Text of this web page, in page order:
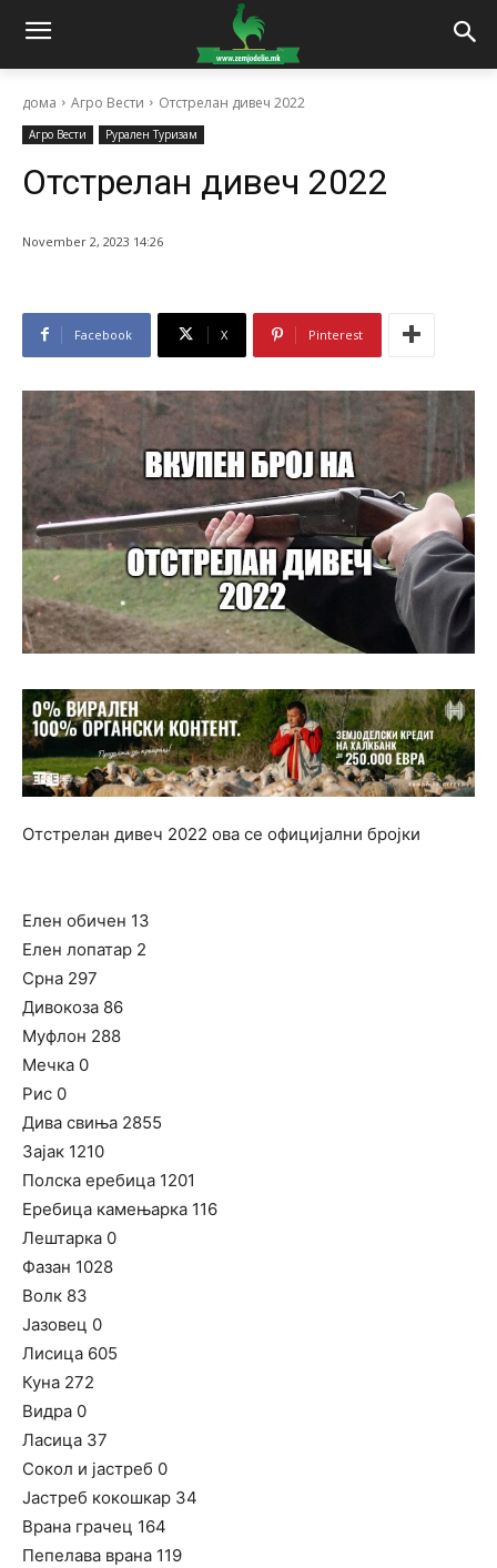
дома Агро Вести Отстрелан дивеч 2022
Агро Вести Рурален Туризам
Отстрелан дивеч 2022
November 2, 2023 14:26
Facebook X Pinterest
Отстрелан дивеч 2022 ова се официјални бројки
Елен обичен 13
Елен лопатар 2
Срна 297
Дивокоза 86
Муфлон 288
Мечка 0
Рис 0
Дива свиња 2855
Зајак 1210
Полска еребица 1201
Еребица камењарка 116
Лештарка 0
Фазан 1028
Волк 83
Јазовец 0
Лисица 605
Куна 272
Видра 0
Ласица 37
Сокол и јастреб 0
Јастреб кокошкар 34
Врана грачец 164
Пепелава врана 119